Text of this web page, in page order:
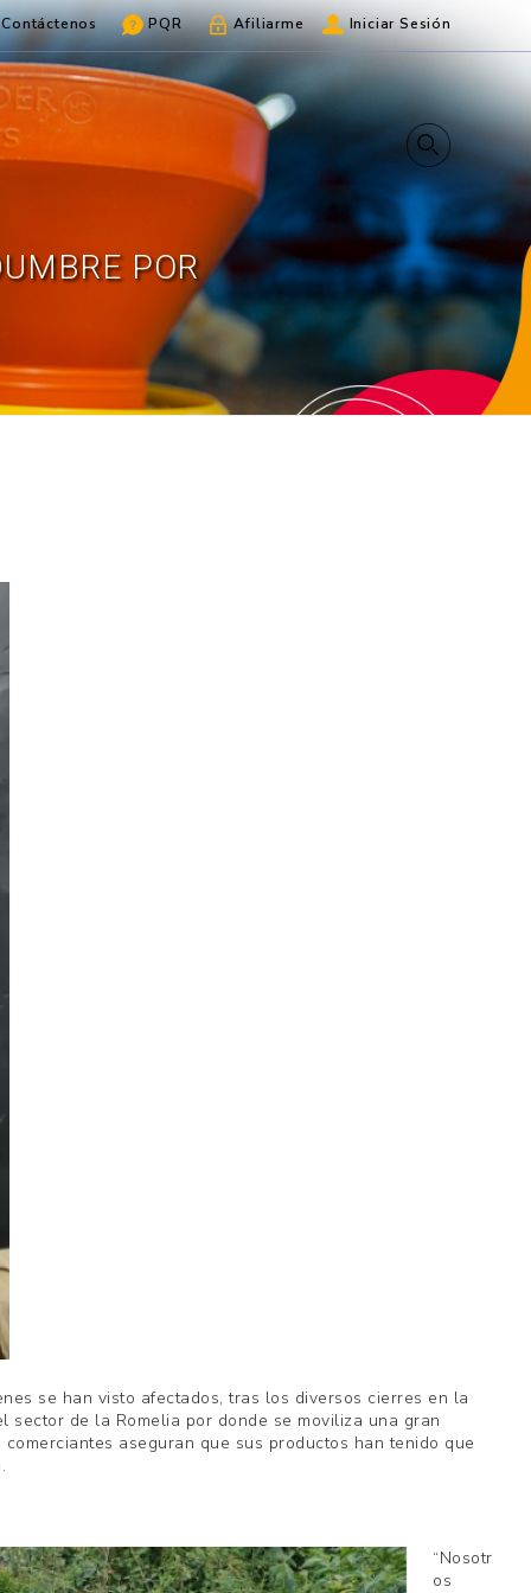
Contáctenos PQR Afiliarme Iniciar Sesión
POR
se han visto afectados, tras los diversos cierres en la
de la Romelia por donde se moviliza una gran
aseguran que sus productos han tenido que
“Nosotr
os